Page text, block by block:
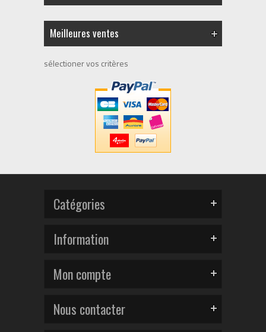
Meilleures ventes
sélectioner vos critères
Catégories
Information
Mon compte
Nous contacter